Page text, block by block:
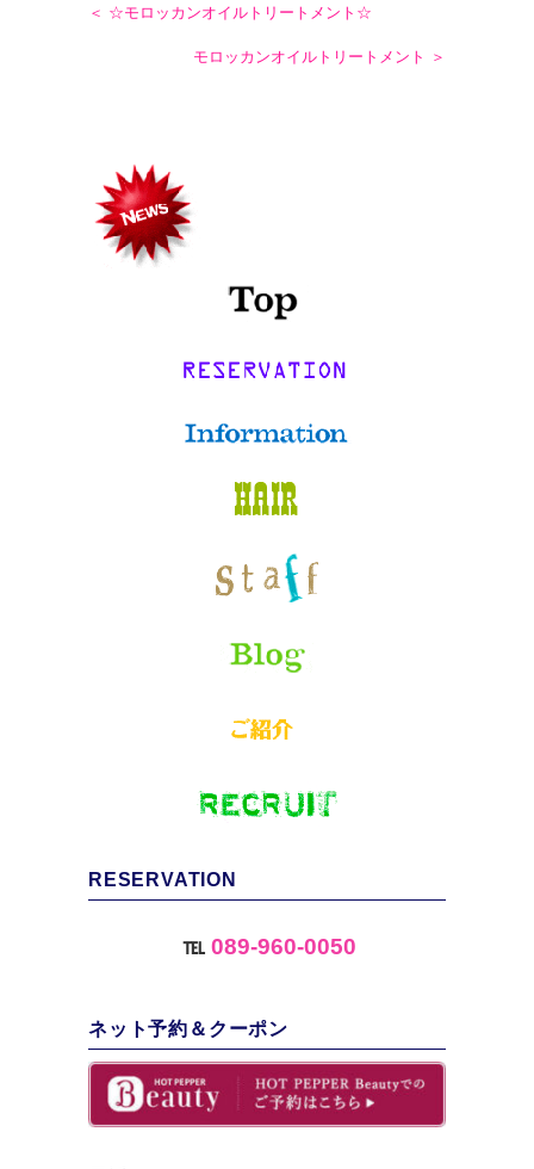
＜ ☆モロッカンオイルトリートメント☆
モロッカンオイルトリートメント ＞
RESERVATION
℡ 089-960-0050
ネット予約＆クーポン